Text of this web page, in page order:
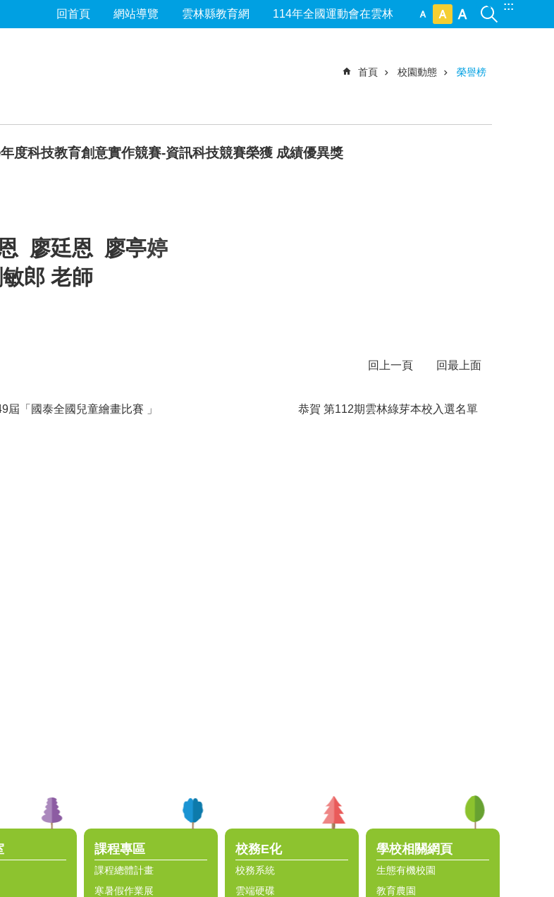
:::
回首頁 網站導覽 雲林縣教育網 114年全國運動會在雲林
首頁 校園動態 榮譽榜
度科技教育創意實作競賽-資訊科技競賽榮獲 成績優異獎
廖廷恩 廖亭婷
郎 老師
回上一頁 回最上面
屆「國泰全國兒童繪畫比賽 」
恭賀 第112期雲林綠芽本校入選名單
課程專區
課程總體計畫
寒暑假作業展
校務E化
校務系統
雲端硬碟
學校相關網頁
生態有機校園
教育農園